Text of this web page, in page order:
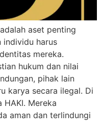
aset penting
individu harus
mereka.
hukum dan nilai
pihak lain
karya secara ilegal. Di
HAKI. Mereka
aman dan terlindungi